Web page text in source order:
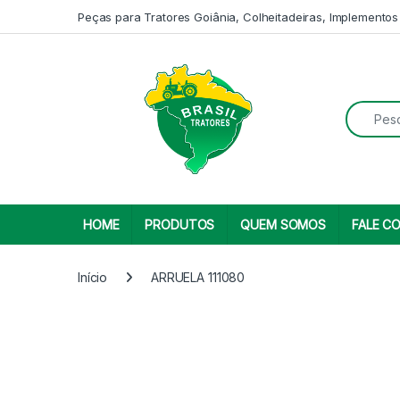
Peças para Tratores Goiânia, Colheitadeiras,
Search
HOME PRODUTOS QUEM SOMOS FALE
Início ARRUELA 111080